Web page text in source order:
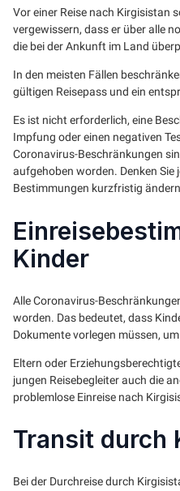
Vor einer Reise nach Kirgisistan
vergewissern, dass er über alle
die bei der Ankunft im Land
In den meisten Fällen
gültigen Reisepass und ein
Es ist nicht erforderlich, eine
Impfung oder einen negativen
Coronavirus-Beschränkungen
aufgehoben worden. Denken Sie
Bestimmungen kurzfristig
Kinder
Alle Coronavirus-
worden. Das bedeutet, dass
Dokumente vorlegen müssen,
Eltern oder
jungen Reisebegleiter auch die
problemlose Einreise nach
Transit durch
Bei der Durchreise durch